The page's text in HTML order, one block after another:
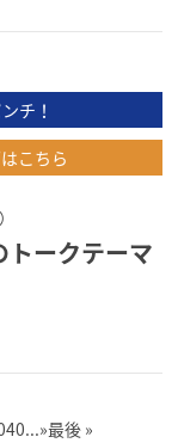
チ！
こちら
ークテーマ
40...»最後 »